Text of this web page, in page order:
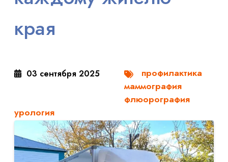
края
03 сентября 2025
профилактика
маммография
флюорография
урология